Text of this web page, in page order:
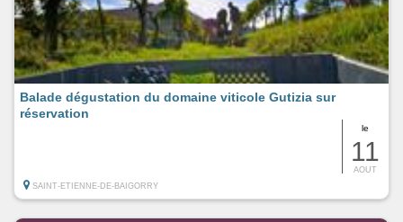
le
11
AOUT
Balade dégustation du domaine viticole Gutizia sur
réservation
SAINT-ETIENNE-DE-BAIGORRY